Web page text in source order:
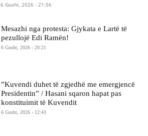
6 Gusht, 2026 - 21:56
Mesazhi nga protesta: Gjykata e Lartë të
pezullojë Edi Ramën!
6 Gusht, 2026 - 20:21
​”Kuvendi duhet të zgjedhë me emergjencë
Presidentin” / Hasani sqaron hapat pas
konstituimit të Kuvendit
6 Gusht, 2026 - 12:43